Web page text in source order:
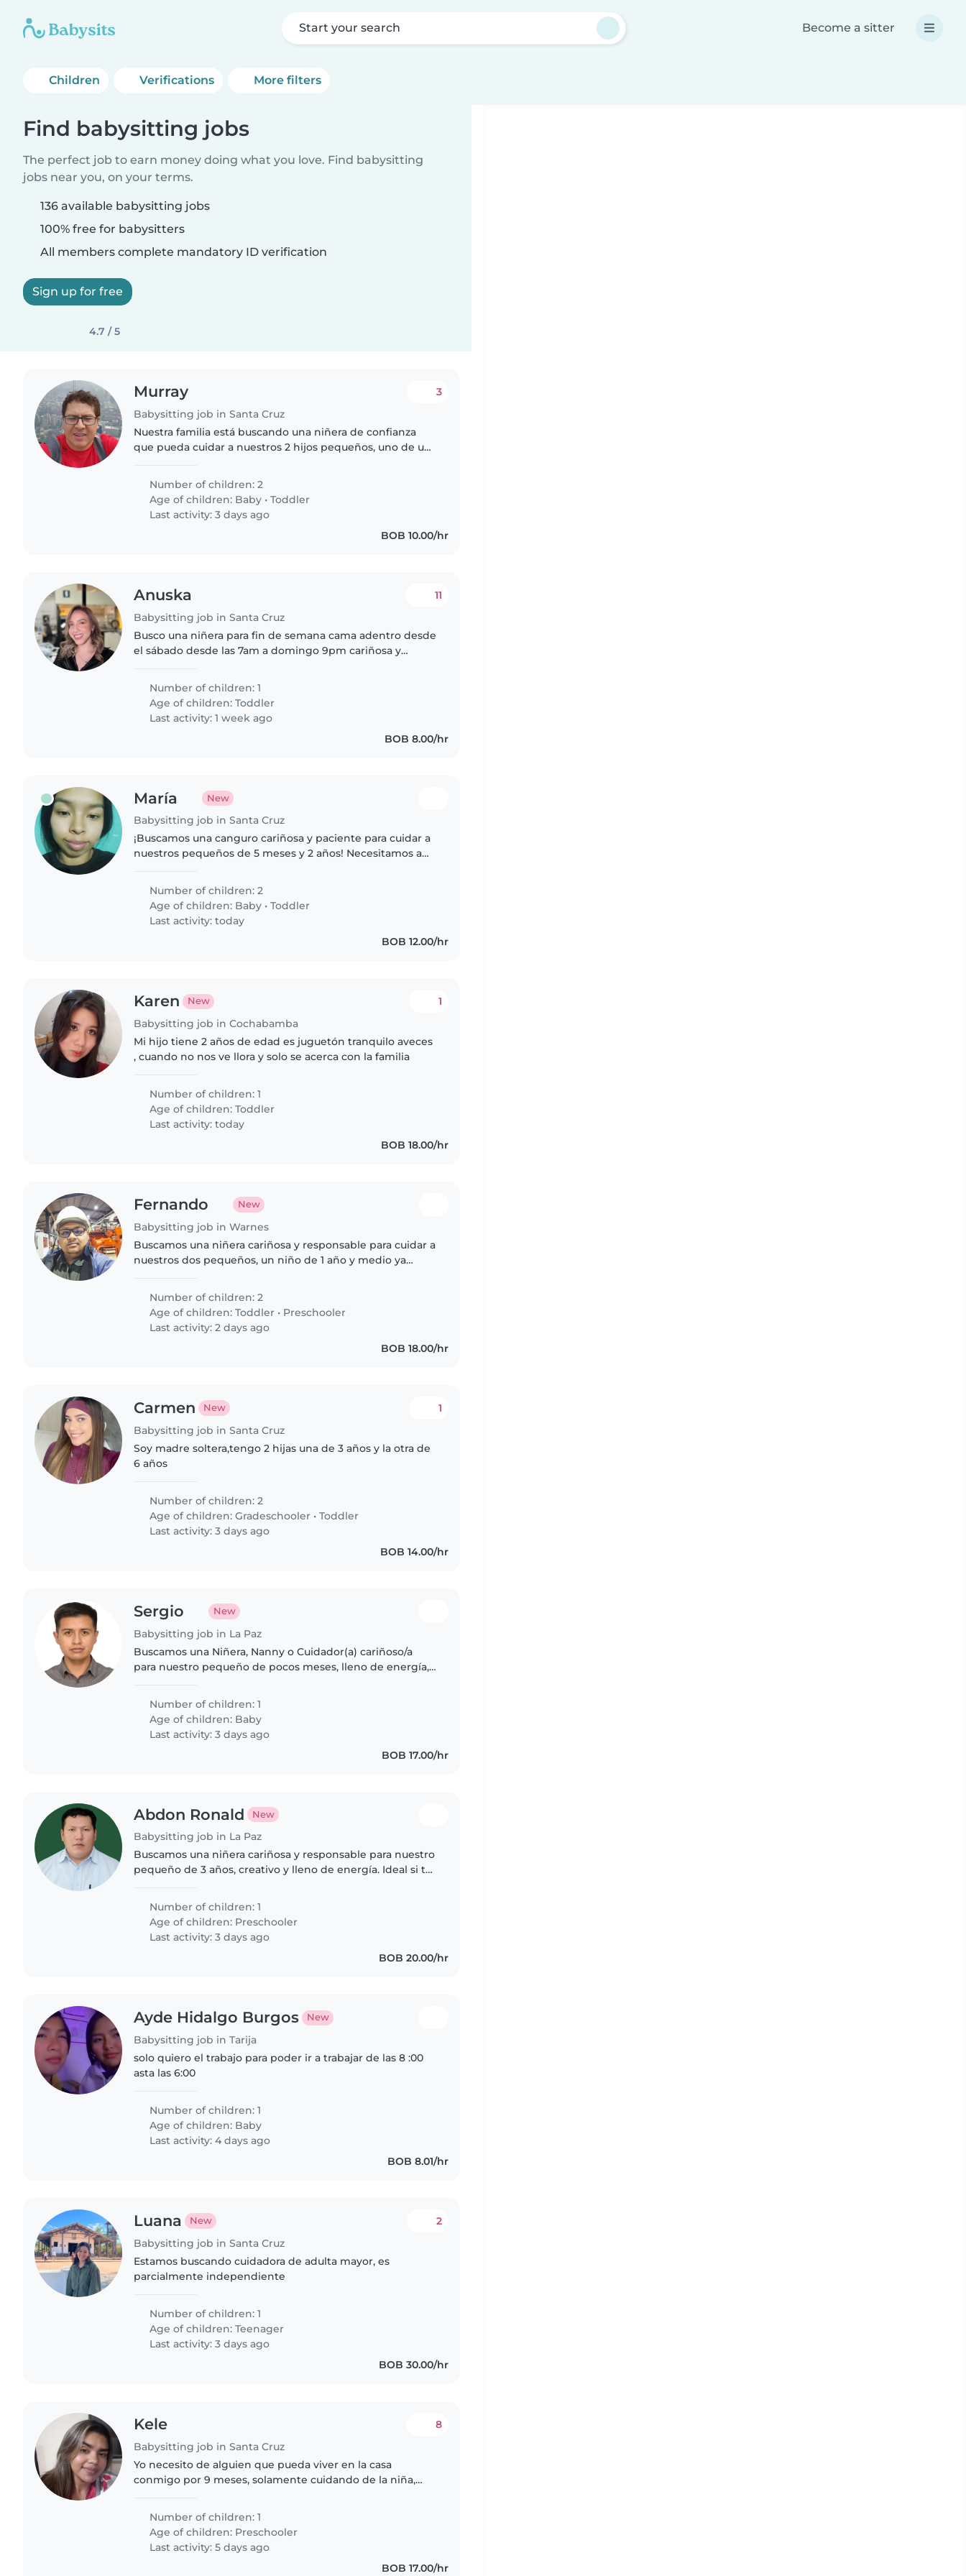
Start your search Become a sitter
Children Verifications More filters
Find babysitting jobs
The perfect job to earn money doing what you love. Find babysitting
jobs near you, on your terms.
136 available babysitting jobs
100% free for babysitters
All members complete mandatory ID verification
Sign up for free
4.7 / 5
Murray
Babysitting job in Santa Cruz
3
Nuestra familia está buscando una niñera de confianza
que pueda cuidar a nuestros 2 hijos pequeños, uno de un
cómodo realizando..
Number of children: 2
Age of children: Baby •Toddler
Last activity: 3 days ago
BOB 10.00/hr
Anuska
Babysitting job in Santa Cruz
11
Busco una niñera para fin de semana cama adentro desde
el sábado desde las 7am a domingo 9pm cariñosa y
Number of children: 1
Age of children:Toddler
Last activity: 1 week ago
BOB 8.00/hr
María New
Babysitting job in Santa Cruz
¡Buscamos una canguro cariñosa y paciente para cuidar a
nuestros pequeños de 5 meses y 2 años! Necesitamos a
sea juguetón y sepa..
Number of children: 2
Age of children: Baby •Toddler
Last activity: today
BOB 12.00/hr
Karen New
Babysitting job in Cochabamba
1
Mi hijo tiene 2 años de edad es juguetón tranquilo aveces
, cuando no nos ve llora y solo se acerca con la familia
Number of children: 1
Age of children:Toddler
Last activity: today
BOB 18.00/hr
Fernando New
Babysitting job in Warnes
Buscamos una niñera cariñosa y responsable para cuidar a
nuestros dos pequeños, un niño de 1 año y medio ya
mensaje y concertamos una..
Number of children: 2
Age of children:Toddler • Preschooler
Last activity: 2 days ago
BOB 18.00/hr
Carmen New
Babysitting job in Santa Cruz
1
Soy madre soltera,tengo 2 hijas una de 3 años y la otra de
6 años
Number of children: 2
Age of children:Gradeschooler •Toddler
Last activity: 3 days ago
BOB 14.00/hr
Sergio New
Babysitting job in La Paz
Buscamos una Niñera, Nanny o Cuidador(a) cariñoso/a
para nuestro pequeño de pocos meses, lleno de energía,
Number of children: 1
Age of children: Baby
Last activity: 3 days ago
BOB 17.00/hr
Abdon Ronald New
Babysitting job in La Paz
Buscamos una niñera cariñosa y responsable para nuestro
pequeño de 3 años, creativo y lleno de energía. Ideal si te
Responsable..
Number of children: 1
Age of children: Preschooler
Last activity: 3 days ago
BOB 20.00/hr
Ayde Hidalgo Burgos New
Babysitting job in Tarija
solo quiero el trabajo para poder ir a trabajar de las 8 :00
asta las 6:00
Number of children: 1
Age of children: Baby
Last activity: 4 days ago
BOB 8.01/hr
Luana New
Babysitting job in Santa Cruz
2
Estamos buscando cuidadora de adulta mayor, es
parcialmente independiente
Number of children: 1
Age of children:Teenager
Last activity: 3 days ago
BOB 30.00/hr
Kele
Babysitting job in Santa Cruz
8
Yo necesito de alguien que pueda viver en la casa
conmigo por 9 meses, solamente cuidando de la niña,
que sea honesto en las cosas.
Number of children: 1
Age of children: Preschooler
Last activity: 5 days ago
BOB 17.00/hr